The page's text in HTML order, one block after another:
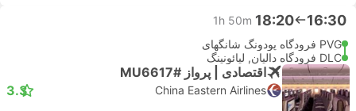
16:30
18:20
1h 50m
PVG فرودگاه پودونگ شانگهای
DLC فرودگاه دالیان, لیائونینگ
اقتصادی | پرواز #MU6617
China Eastern Airlines
3.3